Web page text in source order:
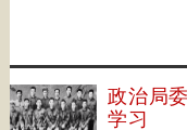
政治局
学习